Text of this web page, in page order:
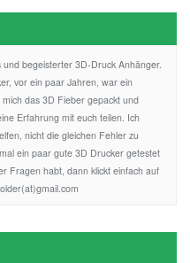
und begeisterter 3D-Druck Anhänger.
vor ein paar Jahren, war ein
das 3D Fieber gepackt und
Erfahrung mit euch teilen. Ich
nicht die gleichen Fehler zu
ein paar gute 3D Drucker getestet
Fragen habt, dann klickt einfach auf